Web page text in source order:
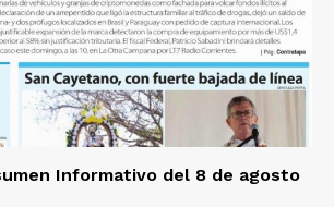
Informativo del 8 de agosto